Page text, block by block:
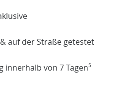
auf der Straße getestet
innerhalb von 7 Tagen5